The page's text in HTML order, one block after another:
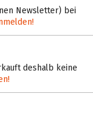
Newsletter) bei
deshalb keine